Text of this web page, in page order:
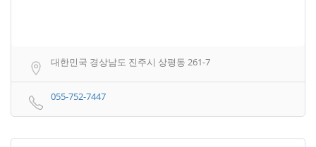
대한민국 경상남도 진주시 상평동 261-7
055-752-7447